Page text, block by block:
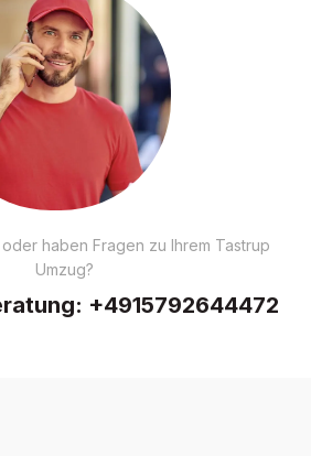
haben Fragen zu Ihrem Tastrup
Umzug?
+4915792644472